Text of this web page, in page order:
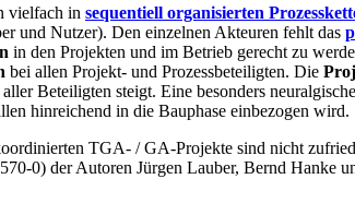
vielfach in sequentiell organisierten
und Nutzer). Den einzelnen Akteuren fehlt das
in den Projekten und im Betrieb gerecht zu
bei allen Projekt- und Prozessbeteiligten. Die
aller Beteiligten steigt. Eine besonders
hinreichend in die Bauphase einbezogen wird.
TGA- / GA-Projekte sind nicht
0) der Autoren Jürgen Lauber, Bernd Hanke